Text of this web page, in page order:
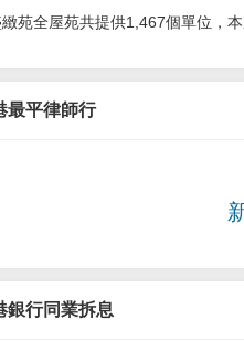
苑全屋苑共提供1,467個單位，
最平律師行
銀行同業拆息